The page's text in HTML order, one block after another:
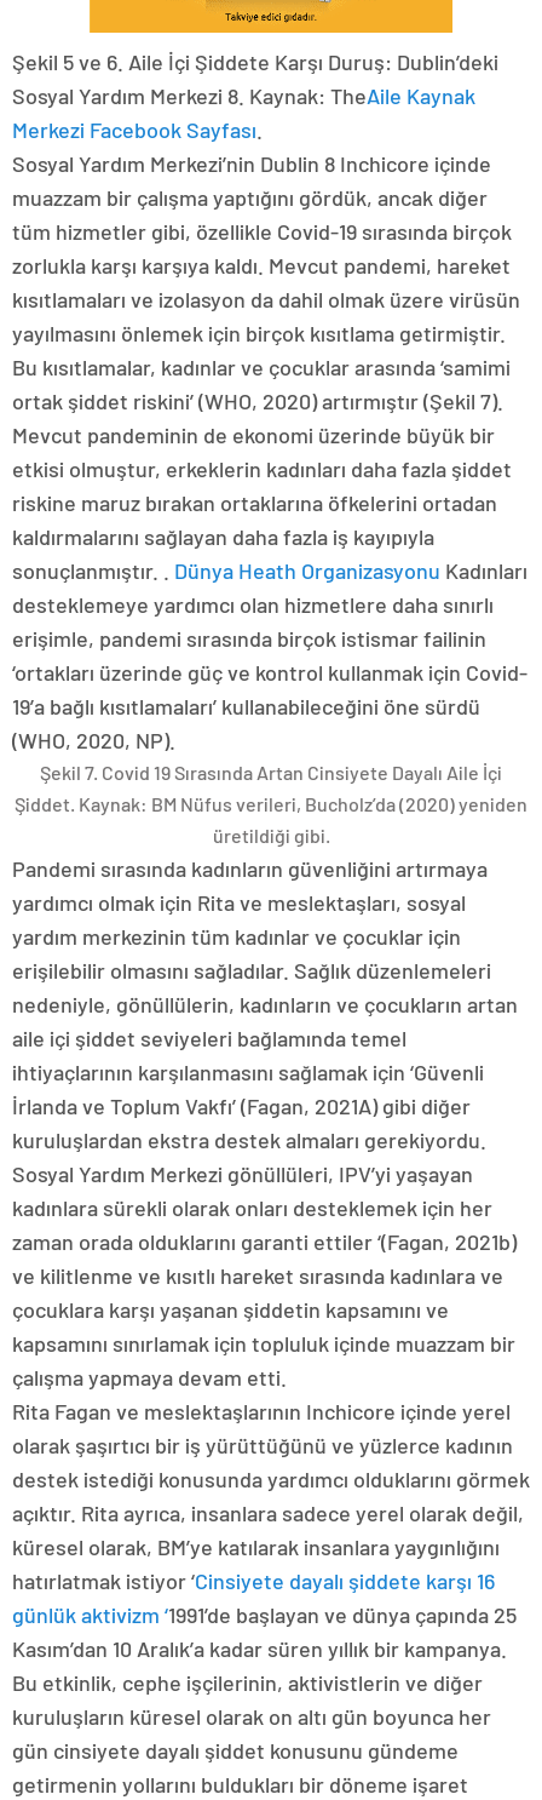
Şekil 5 ve 6. Aile İçi Şiddete Karşı Duruş: Dublin’deki
Sosyal Yardım Merkezi 8. Kaynak: TheAile Kaynak
Merkezi Facebook Sayfası
Sosyal Yardım Merkezi’nin Dublin 8 Inchicore içinde
muazzam bir çalışma yaptığını gördük, ancak diğer
tüm hizmetler gibi, özellikle Covid-19 sırasında birçok
zorlukla karşı karşıya kaldı. Mevcut pandemi, hareket
kısıtlamaları ve izolasyon da dahil olmak üzere virüsün
yayılmasını önlemek için birçok kısıtlama getirmiştir.
Bu kısıtlamalar, kadınlar ve çocuklar arasında ‘samimi
ortak şiddet riskini’ (WHO, 2020) artırmıştır (Şekil 7).
Mevcut pandeminin de ekonomi üzerinde büyük bir
etkisi olmuştur, erkeklerin kadınları daha fazla şiddet
riskine maruz bırakan ortaklarına öfkelerini ortadan
kaldırmalarını sağlayan daha fazla iş kayıpıyla
sonuçlanmıştır. . Dünya Heath Organizasyonu Kadınları
desteklemeye yardımcı olan hizmetlere daha sınırlı
erişimle, pandemi sırasında birçok istismar failinin
‘ortakları üzerinde güç ve kontrol kullanmak için Covid-
19’a bağlı kısıtlamaları’ kullanabileceğini öne sürdü
(WHO, 2020, NP).
Şekil 7. Covid 19 Sırasında Artan Cinsiyete Dayalı Aile İçi
Şiddet. Kaynak: BM Nüfus verileri, Bucholz’da (2020) yeniden
üretildiği gibi.
Pandemi sırasında kadınların güvenliğini artırmaya
yardımcı olmak için Rita ve meslektaşları, sosyal
yardım merkezinin tüm kadınlar ve çocuklar için
erişilebilir olmasını sağladılar. Sağlık düzenlemeleri
nedeniyle, gönüllülerin, kadınların ve çocukların artan
aile içi şiddet seviyeleri bağlamında temel
ihtiyaçlarının karşılanmasını sağlamak için ‘Güvenli
İrlanda ve Toplum Vakfı’ (Fagan, 2021A) gibi diğer
kuruluşlardan ekstra destek almaları gerekiyordu.
Sosyal Yardım Merkezi gönüllüleri, IPV’yi yaşayan
kadınlara sürekli olarak onları desteklemek için her
zaman orada olduklarını garanti ettiler ‘(Fagan, 2021b)
ve kilitlenme ve kısıtlı hareket sırasında kadınlara ve
çocuklara karşı yaşanan şiddetin kapsamını ve
kapsamını sınırlamak için topluluk içinde muazzam bir
çalışma yapmaya devam etti.
Rita Fagan ve meslektaşlarının Inchicore içinde yerel
olarak şaşırtıcı bir iş yürüttüğünü ve yüzlerce kadının
destek istediği konusunda yardımcı olduklarını görmek
açıktır. Rita ayrıca, insanlara sadece yerel olarak değil,
küresel olarak, BM’ye katılarak insanlara yaygınlığını
hatırlatmak istiyor ‘Cinsiyete dayalı şiddete karşı 16
günlük aktivizm ‘1991’de başlayan ve dünya çapında 25
Kasım’dan 10 Aralık’a kadar süren yıllık bir kampanya.
Bu etkinlik, cephe işçilerinin, aktivistlerin ve diğer
kuruluşların küresel olarak on altı gün boyunca her
gün cinsiyete dayalı şiddet konusunu gündeme
getirmenin yollarını buldukları bir döneme işaret